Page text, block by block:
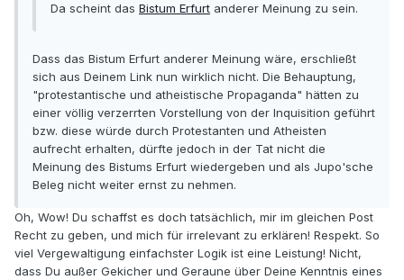
Da scheint das Bistum Erfurt anderer Meinung zu sein.
Dass das Bistum Erfurt anderer Meinung wäre, erschließt
sich aus Deinem Link nun wirklich nicht. Die Behauptung,
"protestantische und atheistische Propaganda" hätten zu
einer völlig verzerrten Vorstellung von der Inquisition geführt
bzw. diese würde durch Protestanten und Atheisten
aufrecht erhalten, dürfte jedoch in der Tat nicht die
Meinung des Bistums Erfurt wiedergeben und als Jupo'sche
Beleg nicht weiter ernst zu nehmen.
Oh, Wow! Du schaffst es doch tatsächlich, mir im gleichen Post
Recht zu geben, und mich für irrelevant zu erklären! Respekt. So
viel Vergewaltigung einfachster Logik ist eine Leistung! Nicht,
dass Du außer Gekicher und Geraune über Deine Kenntnis eines